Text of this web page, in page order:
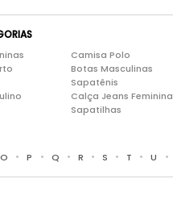
Camisa Polo
Botas Masculinas
Sapatênis
Calça Jeans Feminina
Sapatilhas
O • P • Q • R • S • T • U •